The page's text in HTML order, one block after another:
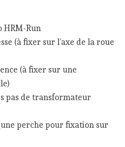
HRM-Run
(à fixer sur l’axe de la roue
(à fixer sur une
pas de transformateur
perche pour fixation sur